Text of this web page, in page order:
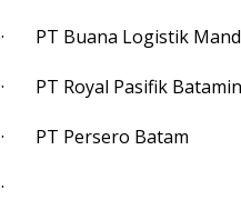
· PT Buana Logistik
· PT Royal Pasifik
· PT Persero Batam
·